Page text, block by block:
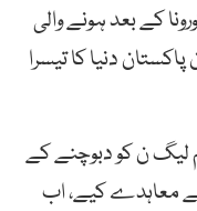
کے بعد ہونے والی
دنیا کا تیسرا
لیگ ن کو دبوچنے کے
سے معاہدے کیے، اب